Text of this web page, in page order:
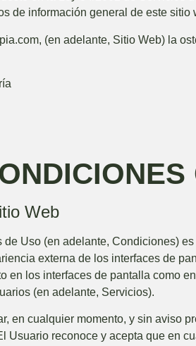
de información general de este sitio
, (en adelante, Sitio Web) la
Web
Uso (en adelante, Condiciones)
externa de los interfaces de
en los interfaces de pantalla como
(en adelante, Servicios).
en cualquier momento, y sin aviso
Usuario reconoce y acepta que en